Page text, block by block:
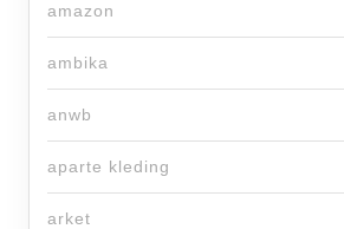
amazon
ambika
anwb
aparte kleding
arket